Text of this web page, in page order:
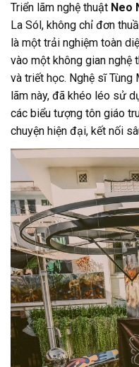
Triển lãm nghệ thuật Neo
La Sól, không chỉ đơn
là một trải nghiệm toàn
vào một không gian nghệ
và triết học. Nghệ sĩ
lãm này, đã khéo léo sử
các biểu tượng tôn giáo
chuyện hiện đại, kết nối